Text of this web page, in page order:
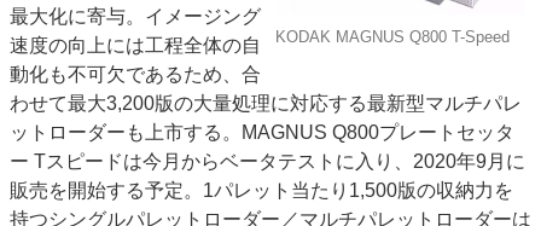
KODAK MAGNUS Q800 T-Speed
最大化に寄与。イメージング
速度の向上には工程全体の自
動化も不可欠であるため、合
わせて最大3,200版の大量処理に対応する最新型マルチパレ
ットローダーも上市する。MAGNUS Q800プレートセッタ
ー Tスピードは今月からベータテストに入り、2020年9月に
販売を開始する予定。1パレット当たり1,500版の収納力を
持つシングルパレットローダー／マルチパレットローダーは